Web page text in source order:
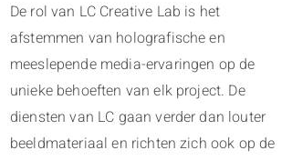
De rol van LC Creative Lab is het
afstemmen van holografische en
meeslepende media-ervaringen op de
unieke behoeften van elk project. De
diensten van LC gaan verder dan louter
beeldmateriaal en richten zich ook op de